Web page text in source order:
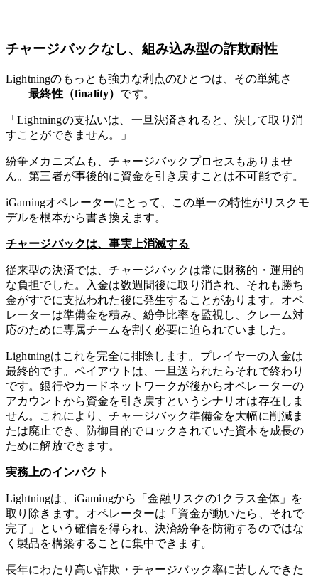
チャージバックなし、組み込み型の詐欺耐性
Lightningのもっとも強力な利点のひとつは、その単純さ
——最終性（finality） です。
「Lightningの支払いは、一旦決済されると、決して取り消
すことができません。」
紛争メカニズムも、チャージバックプロセスもありませ
ん。第三者が事後的に資金を引き戻すことは不可能です。
iGamingオペレーターにとって、この単一の特性がリスクモ
デルを根本から書き換えます。
チャージバックは、事実上消滅する
従来型の決済では、チャージバックは常に財務的・運用的
な負担でした。入金は数週間後に取り消され、それも勝ち
金がすでに支払われた後に発生することがあります。オペ
レーターは準備金を積み、紛争比率を監視し、クレーム対
応のために専属チームを割く必要に迫られていました。
Lightningはこれを完全に排除します。プレイヤーの入金は
最終的です。ペイアウトは、一旦送られたらそれで終わり
です。銀行やカードネットワークが後からオペレーターの
アカウントから資金を引き戻すというシナリオは存在しま
せん。これにより、チャージバック準備金を大幅に削減ま
たは廃止でき、防御目的でロックされていた資本を成長の
ために解放できます。
実務上のインパクト
Lightningは、iGamingから「金融リスクの1クラス全体」を
取り除きます。オペレーターは「資金が動いたら、それで
完了」という確信を得られ、決済紛争を防衛するのではな
く製品を構築することに集中できます。
長年にわたり高い詐欺・チャージバック率に苦しんできた